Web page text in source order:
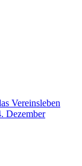
Vereinsleben
Dezember